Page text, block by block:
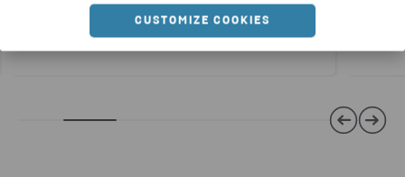
CUSTOMIZE COOKIES
Muligheter innen håndtering av
farlig avfall som du bør kjenne til